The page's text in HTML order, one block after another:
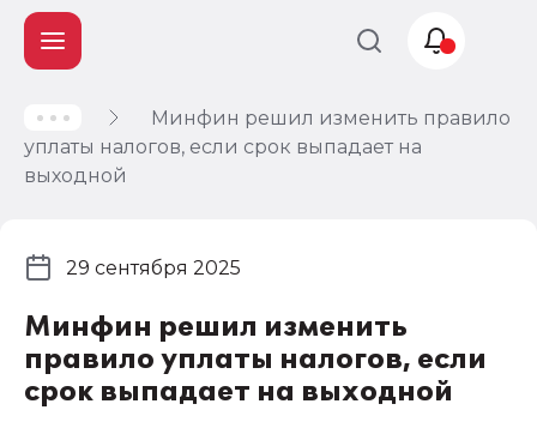
Минфин решил изменить правило
уплаты налогов, если срок выпадает на
выходной
Минфин решил изменить
правило уплаты налогов, если
срок выпадает на выходной
29 сентября 2025
Учет и
налогообложение